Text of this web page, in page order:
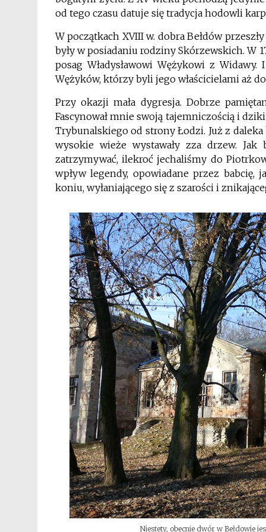
od tego czasu datuje się tradycja hodowli
W początkach XVIII w. dobra Bełdów
były w posiadaniu rodziny Skórzewskich. W
posag Władysławowi Wężykowi z
Wężyków, którzy byli jego właścicielami aż
Przy okazji mała dygresja. Dobrze
Fascynował mnie swoją tajemniczością i
Trybunalskiego od strony Łodzi. Już z
wysokie wieże wystawały zza drzew.
zatrzymywać, ilekroć jechaliśmy do
wpływ legendy, opowiadane przez
koniu, wyłaniającego się z szarości i
Niestety, obecnie dwór w Bełdowie